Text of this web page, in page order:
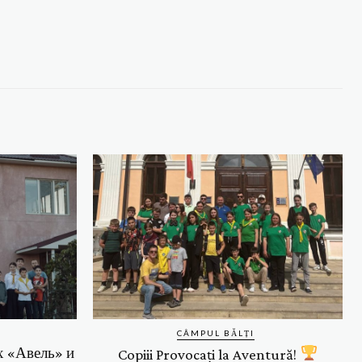
«Авель» и
CÂMPUL BĂLȚI
Copiii Provocați la Aventură!